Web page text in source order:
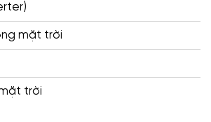
mặt trời
trời